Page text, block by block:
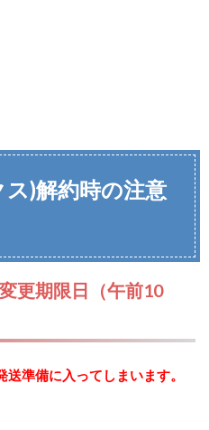
)解約時の注意
更期限日（午前10
準備に入ってしまいます。